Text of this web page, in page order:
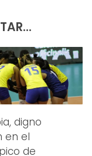
digno
en el
de